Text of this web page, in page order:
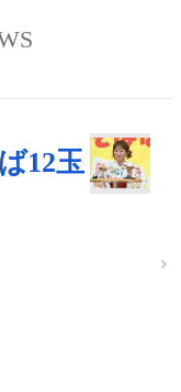
12玉